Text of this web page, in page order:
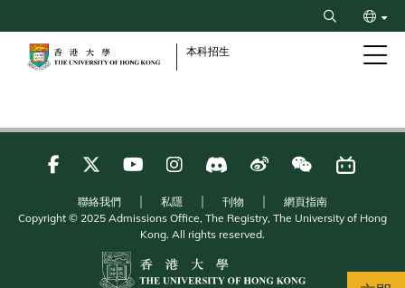
to
content
Search
本科招生
聯絡我們 私隱 刊物
網頁指南
Copyright © 2025 Admissions Office, The Registry, The University of Hong
Kong. All rights reserved.